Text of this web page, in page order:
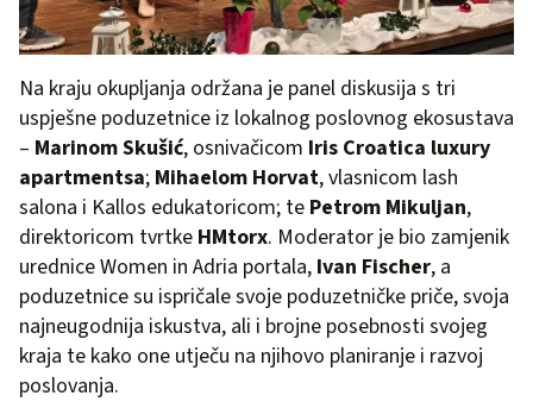
Na kraju okupljanja održana je panel diskusija s tri
uspješne poduzetnice iz lokalnog poslovnog ekosustava
– Marinom Skušić, osnivačicom Iris Croatica luxury
apartmentsa; Mihaelom Horvat, vlasnicom lash
salona i Kallos edukatoricom; te Petrom Mikuljan,
direktoricom tvrtke HMtorx. Moderator je bio zamjenik
urednice Women in Adria portala, Ivan Fischer, a
poduzetnice su ispričale svoje poduzetničke priče, svoja
najneugodnija iskustva, ali i brojne posebnosti svojeg
kraja te kako one utječu na njihovo planiranje i razvoj
poslovanja.